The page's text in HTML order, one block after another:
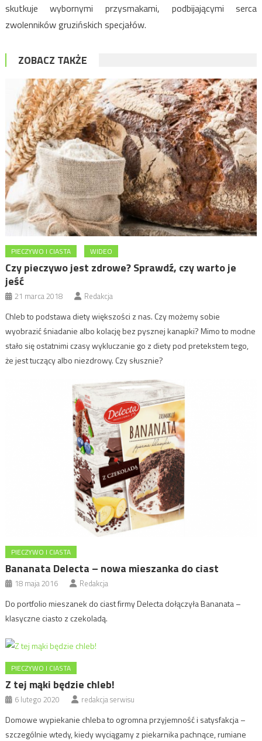
skutkuje wybornymi przysmakami, podbijającymi serca
zwolenników gruzińskich specjałów.
ZOBACZ TAKŻE
PIECZYWO I CIASTA WIDEO
Czy pieczywo jest zdrowe? Sprawdź, czy warto je
jeść
21 marca 2018 Redakcja
Chleb to podstawa diety większości z nas. Czy możemy sobie
wyobrazić śniadanie albo kolację bez pysznej kanapki? Mimo to modne
stało się ostatnimi czasy wykluczanie go z diety pod pretekstem tego,
że jest tuczący albo niezdrowy. Czy słusznie?
PIECZYWO I CIASTA
Bananata Delecta – nowa mieszanka do ciast
18 maja 2016 Redakcja
Do portfolio mieszanek do ciast firmy Delecta dołączyła Bananata –
klasyczne ciasto z czekoladą.
PIECZYWO I CIASTA
Z tej mąki będzie chleb!
6 lutego 2020 redakcja serwisu
Domowe wypiekanie chleba to ogromna przyjemność i satysfakcja –
szczególnie wtedy, kiedy wyciągamy z piekarnika pachnące, rumiane